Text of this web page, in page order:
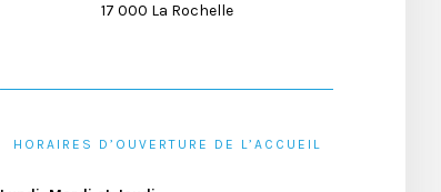
17 000 La Rochelle
HORAIRES D’OUVERTURE DE L’ACCUEIL